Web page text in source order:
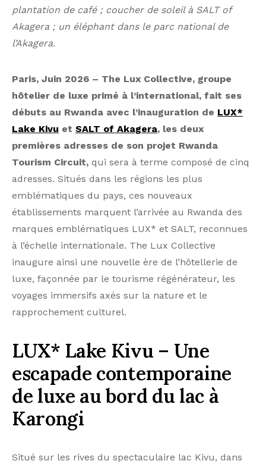
plantation de café ; coucher de soleil à SALT of
Akagera ; un éléphant dans le parc national de
l’Akagera.
Paris, Juin 2026 – The Lux Collective, groupe
hôtelier de luxe primé à l’international, fait ses
débuts au Rwanda avec l’inauguration de LUX*
Lake Kivu et SALT of Akagera, les deux
premières adresses de son projet Rwanda
Tourism Circuit, qui sera à terme composé de cinq
adresses. Situés dans les régions les plus
emblématiques du pays, ces nouveaux
établissements marquent l’arrivée au Rwanda des
marques emblématiques LUX* et SALT, reconnues
à l’échelle internationale. The Lux Collective
inaugure ainsi une nouvelle ère de l’hôtellerie de
luxe, façonnée par le tourisme régénérateur, les
voyages immersifs axés sur la nature et le
rapprochement culturel.
LUX* Lake Kivu – Une
escapade contemporaine
de luxe au bord du lac à
Karongi
Situé sur les rives du spectaculaire lac Kivu, dans